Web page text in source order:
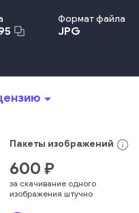
Формат файла
JPG
Женщины
В Помещении
Малыш
Спальня Мальчики
arrow_drop_down
Пакеты изображений info_outline
600 ₽
за скачивание одного
изображения штучно